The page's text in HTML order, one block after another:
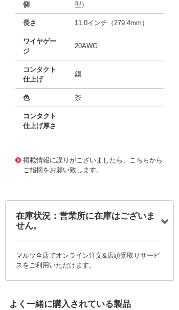
側
型）
長さ 11.0インチ（279.4mm）
ワイヤゲー
ジ
20AWG
コンタクト
仕上げ
錫
色 茶
コンタクト
仕上げ厚さ
掲載情報に誤りがございましたら、こちらから
ご指摘をお願い致します。
在庫状況：営業所に在庫はございま
せん。
マルツ全店でオンライン注文&店頭受取りサービ
スをご利用いただけます。
よく一緒に購入されている製品